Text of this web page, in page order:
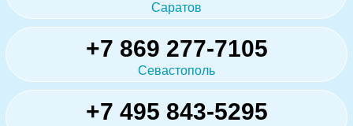
Саратов
+7 869 277-7105
Севастополь
+7 495 843-5295